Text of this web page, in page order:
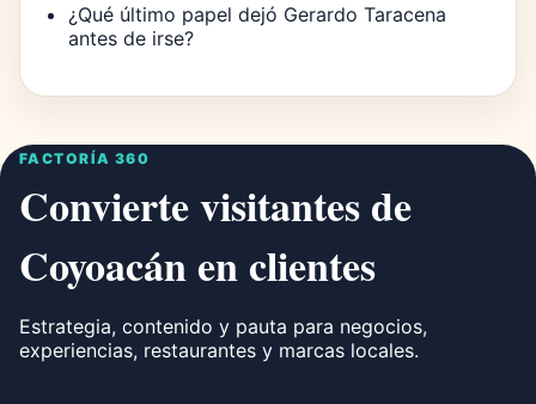
¿Qué último papel dejó Gerardo Taracena
antes de irse?
FACTORÍA 360
Convierte visitantes de
Coyoacán en clientes
Estrategia, contenido y pauta para negocios,
experiencias, restaurantes y marcas locales.